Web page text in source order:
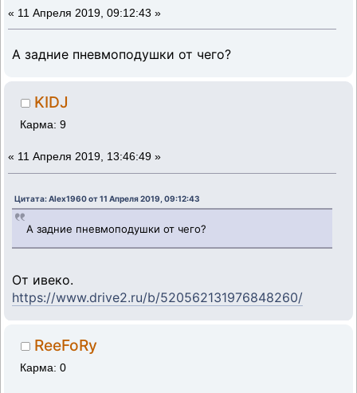
« 11 Апреля 2019, 09:12:43 »
А задние пневмоподушки от чего?
KIDJ
Карма: 9
« 11 Апреля 2019, 13:46:49 »
Цитата: Alex1960 от 11 Апреля 2019, 09:12:43
А задние пневмоподушки от чего?
От ивеко.
https://www.drive2.ru/b/520562131976848260/
ReeFoRy
Карма: 0